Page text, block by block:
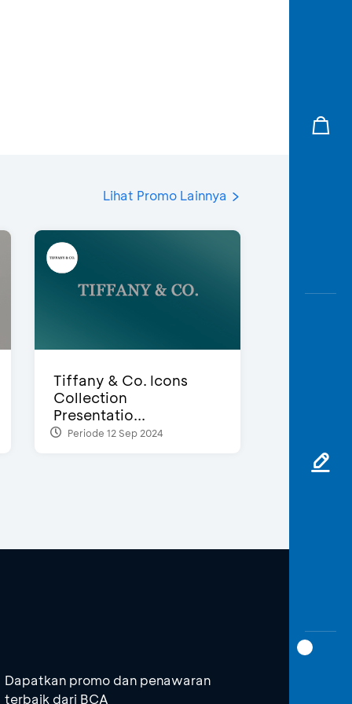
Lihat Promo Lainnya
Tiffany & Co. Icons
Collection
Presentatio...
Periode 12 Sep 2024
Dapatkan promo dan penawaran
terbaik dari BCA